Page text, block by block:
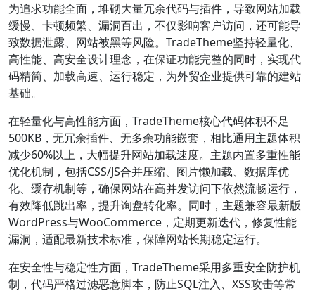
为追求功能全面，堆砌大量冗余代码与插件，导致网站加载
缓慢、卡顿频繁、漏洞百出，不仅影响客户访问，还可能导
致数据泄露、网站被黑等风险。TradeTheme坚持轻量化、
高性能、高安全设计理念，在保证功能完整的同时，实现代
码精简、加载高速、运行稳定，为外贸企业提供可靠的建站
基础。
在轻量化与高性能方面，TradeTheme核心代码体积不足
500KB，无冗余插件、无多余功能嵌套，相比通用主题体积
减少60%以上，大幅提升网站加载速度。主题内置多重性能
优化机制，包括CSS/JS合并压缩、图片懒加载、数据库优
化、缓存机制等，确保网站在高并发访问下依然流畅运行，
有效降低跳出率，提升询盘转化率。同时，主题兼容最新版
WordPress与WooCommerce，定期更新迭代，修复性能
漏洞，适配最新技术标准，保障网站长期稳定运行。
在安全性与稳定性方面，TradeTheme采用多重安全防护机
制，代码严格过滤恶意脚本，防止SQL注入、XSS攻击等常